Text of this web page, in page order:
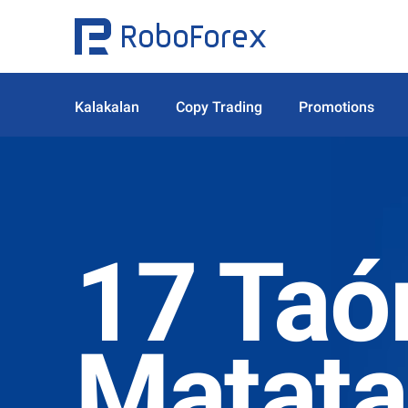
Kalakalan Copy Trading Promotions
17